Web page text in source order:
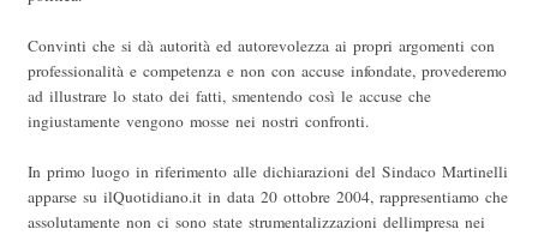
Convinti che si dà autorità ed autorevolezza ai propri argomenti con
professionalità e competenza e non con accuse infondate, provederemo
ad illustrare lo stato dei fatti, smentendo così le accuse che
ingiustamente vengono mosse nei nostri confronti.
In primo luogo in riferimento alle dichiarazioni del Sindaco Martinelli
apparse su ilQuotidiano.it in data 20 ottobre 2004, rappresentiamo che
assolutamente non ci sono state strumentalizzazioni dellimpresa nei